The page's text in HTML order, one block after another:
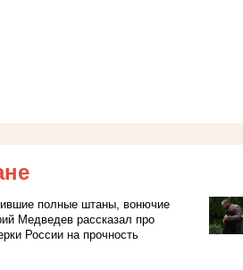
полные штаны, вонючие
Медведев рассказал про
России на прочность